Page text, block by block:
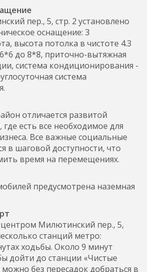
пер., 5, стр. 2 установлено
оснащение: 3
высота потолка в чистоте 4.3
до 8*8, приточно-вытяжная
система кондиционирования -
система
отличается развитой
есть все необходимое для
Все важные социальные
в шаговой доступности, что
время на перемещениях.
предусмотрена наземная
Милютинский пер., 5,
станций метро:
ходьбы. Около 9 минут
дойти до станции «Чистые
без пересадок добраться в